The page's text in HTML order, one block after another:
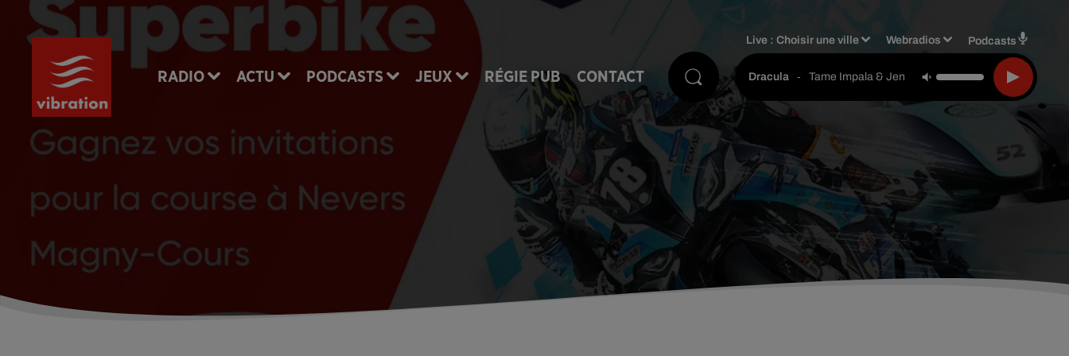
RADIO ACTU PODCASTS JEUX RÉGIE PUB CONTACT
Live :Choisir une ville Webradios Podcasts
Dracula - Tame Impala & Jennie